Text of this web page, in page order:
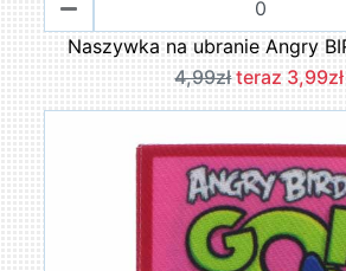
Naszywka na ubranie Angry
4,99zł teraz 3,99zł